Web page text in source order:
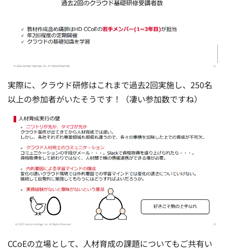
実際に、クラウド研修はこれまで過去2回実施し、250名
以上の参加者がいたそうです！（凄い参加数ですね）
CCoEの立場として、人材育成の課題についてもご共有い